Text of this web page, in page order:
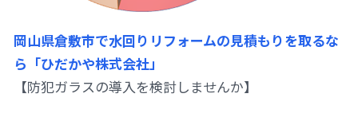
岡山県倉敷市で水回りリフォームの見積もりを取るな
ら「ひだかや株式会社」
【防犯ガラスの導入を検討しませんか】